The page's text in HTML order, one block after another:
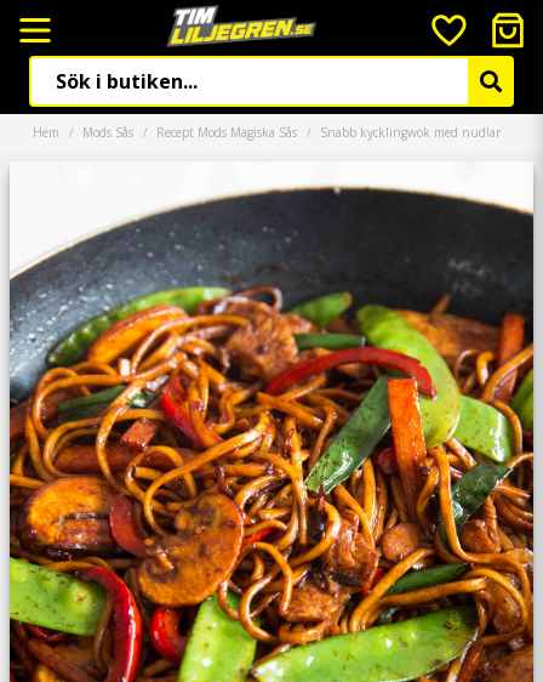
Hem Mods Sås Recept Mods Magiska Sås Snabb kycklingwok med nudlar